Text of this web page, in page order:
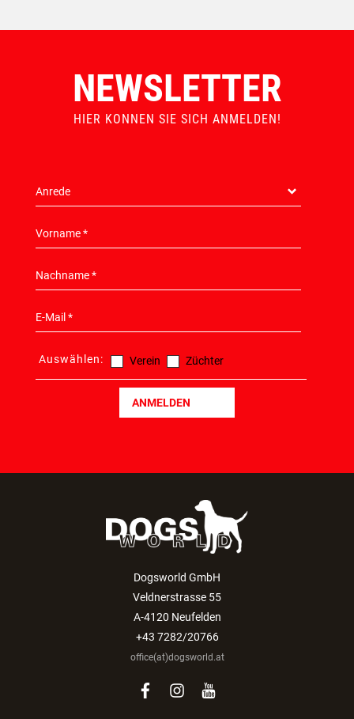
NEWSLETTER
HIER KONNEN SIE SICH ANMELDEN!
Auswählen: Verein Züchter
ANMELDEN
Dogsworld GmbH
Veldnerstrasse 55
A-4120 Neufelden
+43 7282/20766
office(at)dogsworld.at
facebook
instagram
youtube